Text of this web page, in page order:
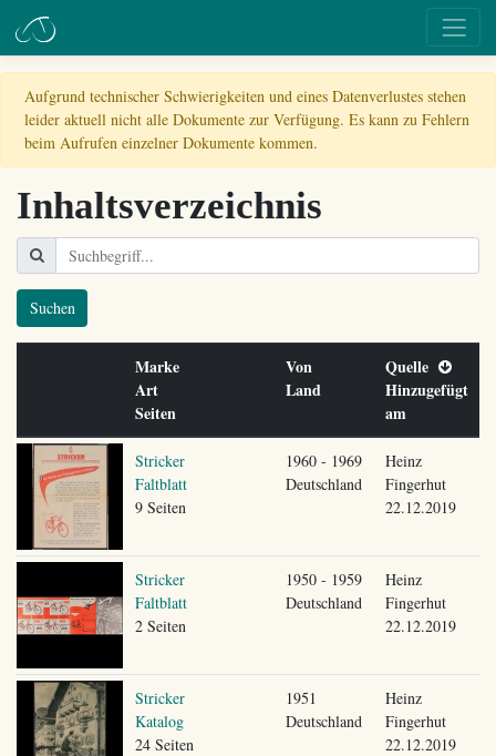
Aufgrund technischer Schwierigkeiten und eines Datenverlustes stehen
leider aktuell nicht alle Dokumente zur Verfügung. Es kann zu Fehlern
beim Aufrufen einzelner Dokumente kommen.
Inhaltsverzeichnis
Suchen
Marke
Art
Seiten
Von
Land
Quelle
Hinzugefügt
am
Stricker
Faltblatt
9 Seiten
1960 - 1969
Deutschland
Heinz
Fingerhut
22.12.2019
Stricker
Faltblatt
2 Seiten
1950 - 1959
Deutschland
Heinz
Fingerhut
22.12.2019
Stricker
Katalog
24 Seiten
1951
Deutschland
Heinz
Fingerhut
22.12.2019